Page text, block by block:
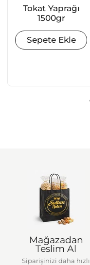
Tokat Yaprağı
1500gr
Sepete Ekle
Mağazadan
Teslim Al
Siparişinizi daha hızlı